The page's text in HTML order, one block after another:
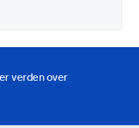
verden over